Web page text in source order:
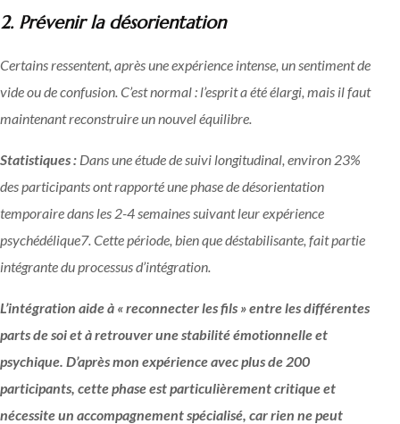
2. Prévenir la désorientation
Certains ressentent, après une expérience intense, un sentiment de
vide ou de confusion. C’est normal : l’esprit a été élargi, mais il faut
maintenant reconstruire un nouvel équilibre.
Statistiques : Dans une étude de suivi longitudinal, environ 23%
des participants ont rapporté une phase de désorientation
temporaire dans les 2-4 semaines suivant leur expérience
psychédélique7. Cette période, bien que déstabilisante, fait partie
intégrante du processus d’intégration.
L’intégration aide à « reconnecter les fils » entre les différentes
parts de soi et à retrouver une stabilité émotionnelle et
psychique. D’après mon expérience avec plus de 200
participants, cette phase est particulièrement critique et
nécessite un accompagnement spécialisé, car rien ne peut